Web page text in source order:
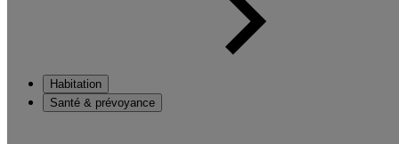
Habitation
Santé & prévoyance